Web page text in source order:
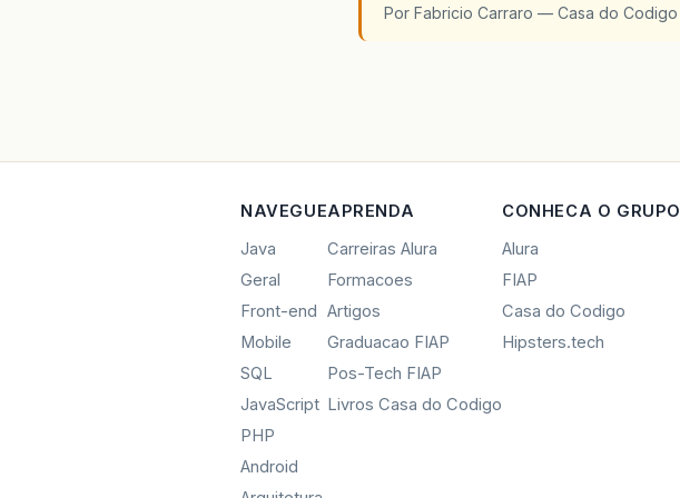
Por Fabricio Carraro — Casa do Codigo
NAVEGUE
Java
Geral
Front-end
Mobile
SQL
JavaScript
PHP
Android
APRENDA
Carreiras Alura
Formacoes
Artigos
Graduacao FIAP
Pos-Tech FIAP
Livros Casa do Codigo
CONHECA O GRUPO
Alura
FIAP
Casa do Codigo
Hipsters.tech